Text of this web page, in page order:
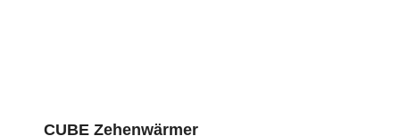
CUBE Zehenwärmer